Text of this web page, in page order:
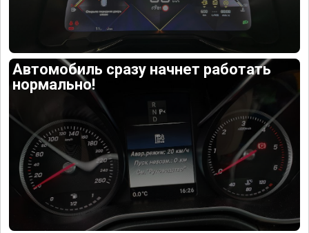
Автомобиль сразу начнет работать
нормально!